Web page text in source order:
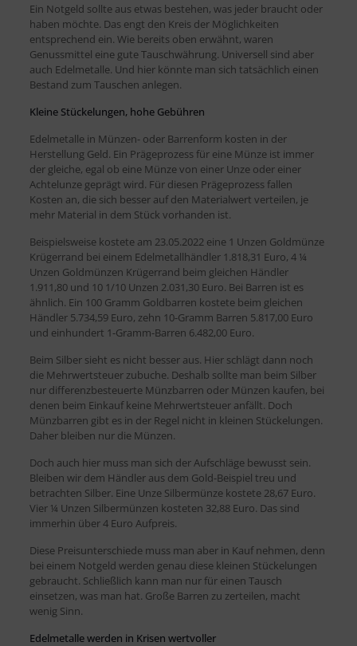
Ein Notgeld sollte aus etwas bestehen, was jeder braucht oder
haben möchte. Das engt den Kreis der Möglichkeiten
entsprechend ein. Wie bereits oben erwähnt, waren
Genussmittel eine gute Tauschwährung. Universell sind aber
auch Edelmetalle. Und hier könnte man sich tatsächlich einen
Bestand zum Tauschen anlegen.
Kleine Stückelungen, hohe Gebühren
Edelmetalle in Münzen- oder Barrenform kosten in der
Herstellung Geld. Ein Prägeprozess für eine Münze ist immer
der gleiche, egal ob eine Münze von einer Unze oder einer
Achtelunze geprägt wird. Für diesen Prägeprozess fallen
Kosten an, die sich besser auf den Materialwert verteilen, je
mehr Material in dem Stück vorhanden ist.
Beispielsweise kostete am 23.05.2022 eine 1 Unzen Goldmünze
Krügerrand bei einem Edelmetallhändler 1.818,31 Euro, 4 ¼
Unzen Goldmünzen Krügerrand beim gleichen Händler
1.911,80 und 10 1/10 Unzen 2.031,30 Euro. Bei Barren ist es
ähnlich. Ein 100 Gramm Goldbarren kostete beim gleichen
Händler 5.734,59 Euro, zehn 10-Gramm Barren 5.817,00 Euro
und einhundert 1-Gramm-Barren 6.482,00 Euro.
Beim Silber sieht es nicht besser aus. Hier schlägt dann noch
die Mehrwertsteuer zubuche. Deshalb sollte man beim Silber
nur differenzbesteuerte Münzbarren oder Münzen kaufen, bei
denen beim Einkauf keine Mehrwertsteuer anfällt. Doch
Münzbarren gibt es in der Regel nicht in kleinen Stückelungen.
Daher bleiben nur die Münzen.
Doch auch hier muss man sich der Aufschläge bewusst sein.
Bleiben wir dem Händler aus dem Gold-Beispiel treu und
betrachten Silber. Eine Unze Silbermünze kostete 28,67 Euro.
Vier ¼ Unzen Silbermünzen kosteten 32,88 Euro. Das sind
immerhin über 4 Euro Aufpreis.
Diese Preisunterschiede muss man aber in Kauf nehmen, denn
bei einem Notgeld werden genau diese kleinen Stückelungen
gebraucht. Schließlich kann man nur für einen Tausch
einsetzen, was man hat. Große Barren zu zerteilen, macht
wenig Sinn.
Edelmetalle werden in Krisen wertvoller